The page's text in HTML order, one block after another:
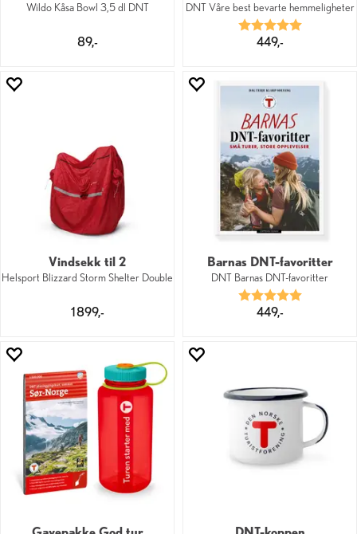
Wildo Kåsa Bowl 3,5 dl DNT
89,-
DNT Våre best bevarte hemmeligheter
Karakter:
5.0 av 5
449,-
Vindsekk til 2
Helsport Blizzard Storm Shelter Double
1 899,-
Barnas DNT-favoritter
DNT Barnas DNT-favoritter
Karakter:
5.0 av 5
449,-